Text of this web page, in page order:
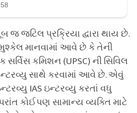
જટિલ પ્રક્રિયા દ્વારા થાય છે.
માનવામાં આવે છે કે તેની
કમિશન (UPSC) ની સિવિલ
ઇન્ટરવ્યુ સાથે કરવામાં આવે છે. એવું
IAS ઇન્ટરવ્યુ કરતાં વધુ
કોઈપણ સામાન્ય વ્યક્તિ માટે